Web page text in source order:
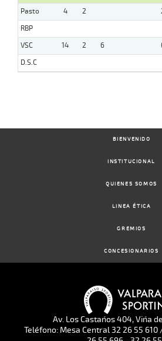
Pasto
4 2
RBP
VSC
14 2 6
D.S.C
BIENVENIDO
INSTITUCIONAL
QUIENES SOMOS
LINEA ÉTICA
GREMIOS
CONCESIONARIOS
Av. Los Castaños 404, Viña
Teléfono: Mesa Central 32 26 55